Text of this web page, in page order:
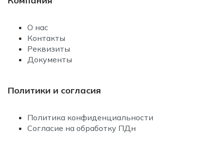
О нас
Контакты
Реквизиты
Документы
Политики и согласия
Политика конфиденциальности
Согласие на обработку ПДн